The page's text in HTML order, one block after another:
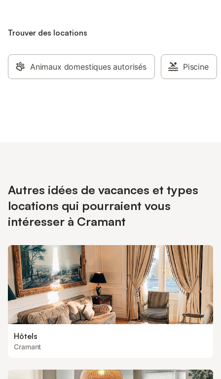
Trouver des locations
Animaux domestiques autorisés Piscine
Autres idées de vacances et types
locations qui pourraient vous
intéresser à Cramant
Hôtels
Cramant